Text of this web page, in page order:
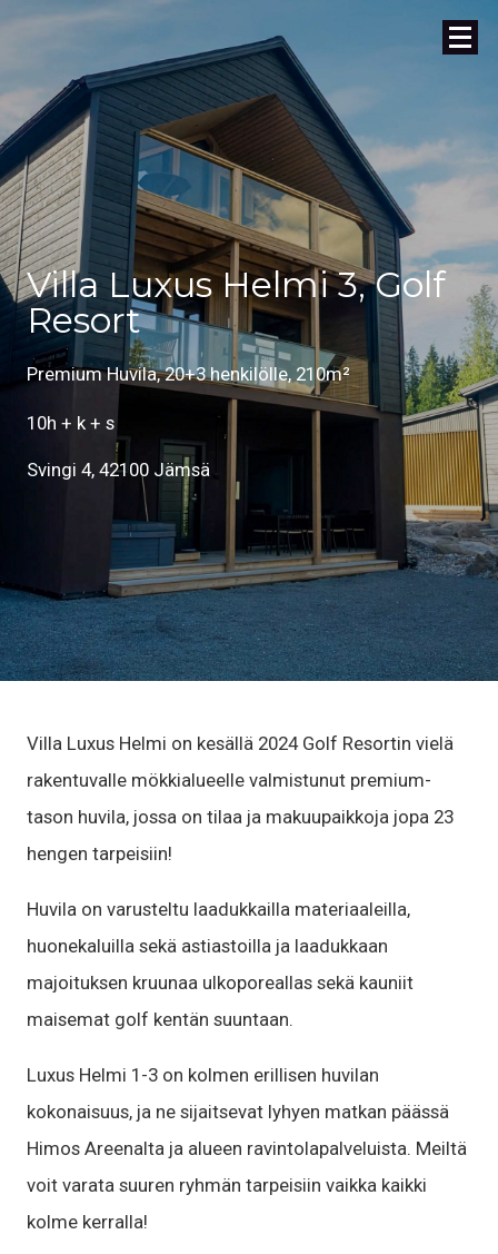
Villa Luxus Helmi 3, Golf
Resort
Premium Huvila, 20+3 henkilölle, 210m²
10h + k + s
Svingi 4, 42100 Jämsä
Villa Luxus Helmi on kesällä 2024 Golf Resortin vielä
rakentuvalle mökkialueelle valmistunut premium-
tason huvila, jossa on tilaa ja makuupaikkoja jopa 23
hengen tarpeisiin!
Huvila on varusteltu laadukkailla materiaaleilla,
huonekaluilla sekä astiastoilla ja laadukkaan
majoituksen kruunaa ulkoporeallas sekä kauniit
maisemat golf kentän suuntaan.
Luxus Helmi 1-3 on kolmen erillisen huvilan
kokonaisuus, ja ne sijaitsevat lyhyen matkan päässä
Himos Areenalta ja alueen ravintolapalveluista. Meiltä
voit varata suuren ryhmän tarpeisiin vaikka kaikki
kolme kerralla!